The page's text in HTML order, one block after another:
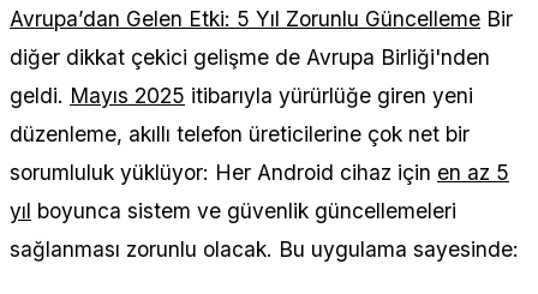
Avrupa’dan Gelen Etki: 5 Yıl Zorunlu Güncelleme Bir
diğer dikkat çekici gelişme de Avrupa Birliği'nden
geldi. Mayıs 2025 itibarıyla yürürlüğe giren yeni
düzenleme, akıllı telefon üreticilerine çok net bir
sorumluluk yüklüyor: Her Android cihaz için en az 5
yıl boyunca sistem ve güvenlik güncellemeleri
sağlanması zorunlu olacak. Bu uygulama sayesinde: